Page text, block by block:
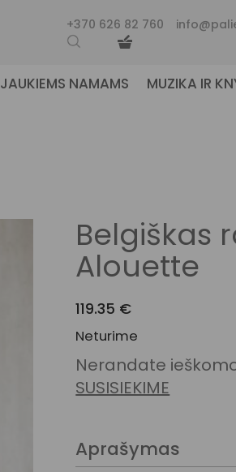
+370 626 82 760
JAUKIEMS NAMAMS MUZIKA IR
Belgiškas
Alouette
119.35 €
Neturime
Nerandate
SUSISIEKIME
Aprašymas